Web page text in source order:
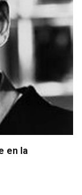
en la